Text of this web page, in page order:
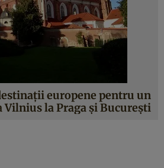
europene pentru un
Vilnius la Praga şi Bucureşti